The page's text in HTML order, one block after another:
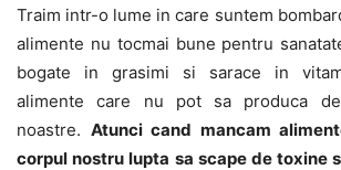
Traim intr-o lume in care suntem
alimente nu tocmai bune pentru
bogate in grasimi si sarace in
alimente care nu pot sa produca
noastre. Atunci cand mancam
corpul nostru lupta sa scape de toxine